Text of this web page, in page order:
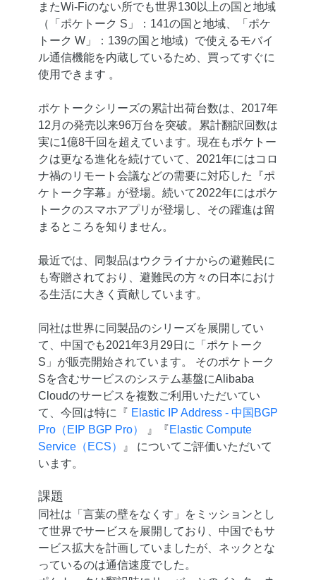
またWi-Fiのない所でも世界130以上の国と地域
（「ポケトーク S」：141の国と地域、「ポケ
トーク W」：139の国と地域）で使えるモバイ
ル通信機能を内蔵しているため、買ってすぐに
使用できます 。
ポケトークシリーズの累計出荷台数は、2017年
12月の発売以来96万台を突破。累計翻訳回数は
実に1億8千回を超えています。現在もポケトー
クは更なる進化を続けていて、2021年にはコロ
ナ禍のリモート会議などの需要に対応した『ポ
ケトーク字幕』が登場。続いて2022年にはポケ
トークのスマホアプリが登場し、その躍進は留
まるところを知りません。
最近では、同製品はウクライナからの避難民に
も寄贈されており、避難民の方々の日本におけ
る生活に大きく貢献しています。
同社は世界に同製品のシリーズを展開してい
て、中国でも2021年3月29日に「ポケトーク
S」が販売開始されています。 そのポケトーク
Sを含むサービスのシステム基盤にAlibaba
Cloudのサービスを複数ご利用いただいてい
て、今回は特に『 Elastic IP Address - 中国BGP
Pro（EIP BGP Pro）
』『Elastic Compute
Service（ECS）
』 についてご評価いただいて
います。
課題
同社は「言葉の壁をなくす」をミッションとし
て世界でサービスを展開しており、中国でもサ
ービス拡大を計画していましたが、ネックとな
っているのは通信速度でした。